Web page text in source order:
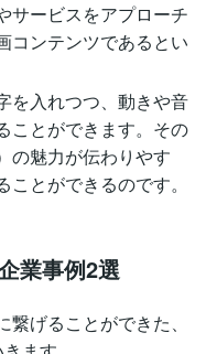
サービスをアプローチ
コンテンツであるとい
を入れつつ、動きや音
ことができます。その
の魅力が伝わりやす
とができるのです。
業事例2選
げることができた、